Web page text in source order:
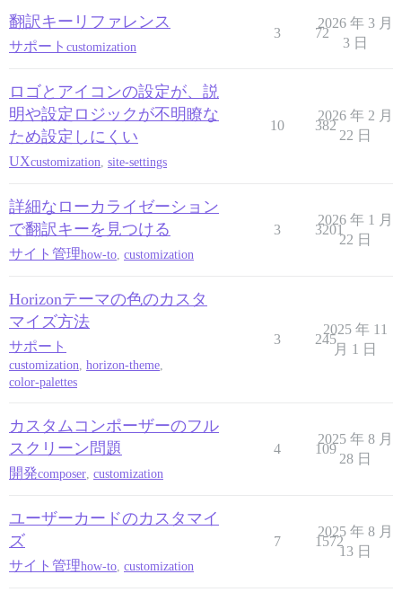
翻訳キーリファレンス
サポート customization
3 72
2026 年 3 月
3 日
ロゴとアイコンの設定が、説
明や設定ロジックが不明瞭な
ため設定しにくい
UXcustomization site-settings
10 382
2026 年 2 月
22 日
詳細なローカライゼーション
で翻訳キーを見つける
サイト管理how-to customization
3 3201
2026 年 1 月
22 日
Horizonテーマの色のカスタ
マイズ方法
サポート
customization, horizon-theme,
color-palettes
3 245
2025 年 11
月 1 日
カスタムコンポーザーのフル
スクリーン問題
開発composer customization
4 109
2025 年 8 月
28 日
ユーザーカードのカスタマイ
ズ
サイト管理how-to customization
7 1572
2025 年 8 月
13 日